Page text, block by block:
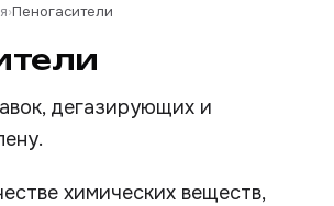
›Пеногасители
дегазирующих и
химических веществ,